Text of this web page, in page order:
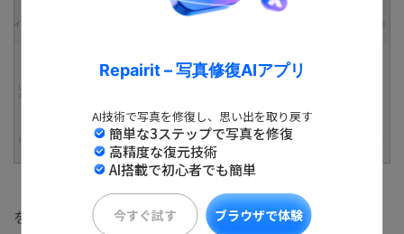
Repairit – 写真修復AIアプリ
AI技術で写真を修復し、思い出を取り戻す
簡単な3ステップで写真を修復
高精度な復元技術
AI搭載で初心者でも簡単
今すぐ試す ブラウザで体験
（3.「Time Machineをメニューバーに表示」にチェック
を入れる